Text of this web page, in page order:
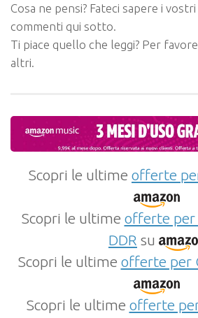
Cosa ne pensi? Fateci sapere i
commenti qui sotto.
Ti piace quello che leggi? Per
altri.
Scopri le ultime offerte
Scopri le ultime offerte per
DDR su
Scopri le ultime offerte per
Scopri le ultime offerte